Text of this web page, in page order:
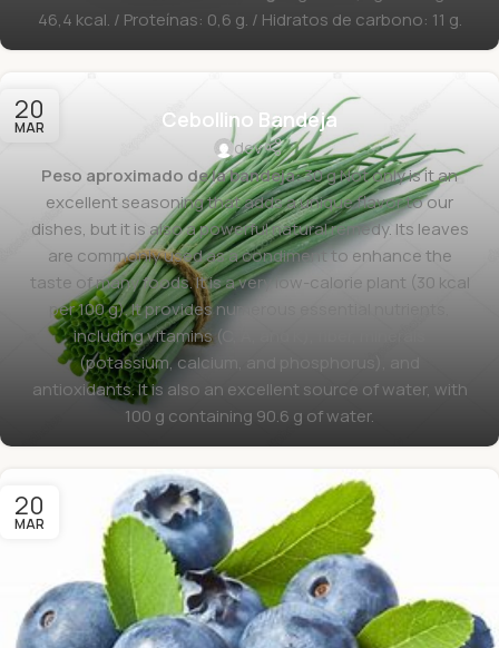
46,4 kcal. / Proteínas: 0,6 g. / Hidratos de carbono: 11 g.
20
MAR Cebollino Bandeja
dev
Peso aproximado de la bandeja:30 g Not only is it an
excellent seasoning that adds a unique flavor to our
dishes, but it is also a powerful natural remedy. Its leaves
are commonly used as a condiment to enhance the
taste of many foods. It is a very low-calorie plant (30 kcal
per 100 g). It provides numerous essential nutrients,
including vitamins (C, A, and K), fiber, minerals
(potassium, calcium, and phosphorus), and
antioxidants. It is also an excellent source of water, with
100 g containing 90.6 g of water.
20
MAR